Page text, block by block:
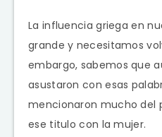
La influencia griega en
grande y necesitamos
embargo, sabemos que
asustaron con esas
mencionaron mucho del
ese titulo con la mujer.